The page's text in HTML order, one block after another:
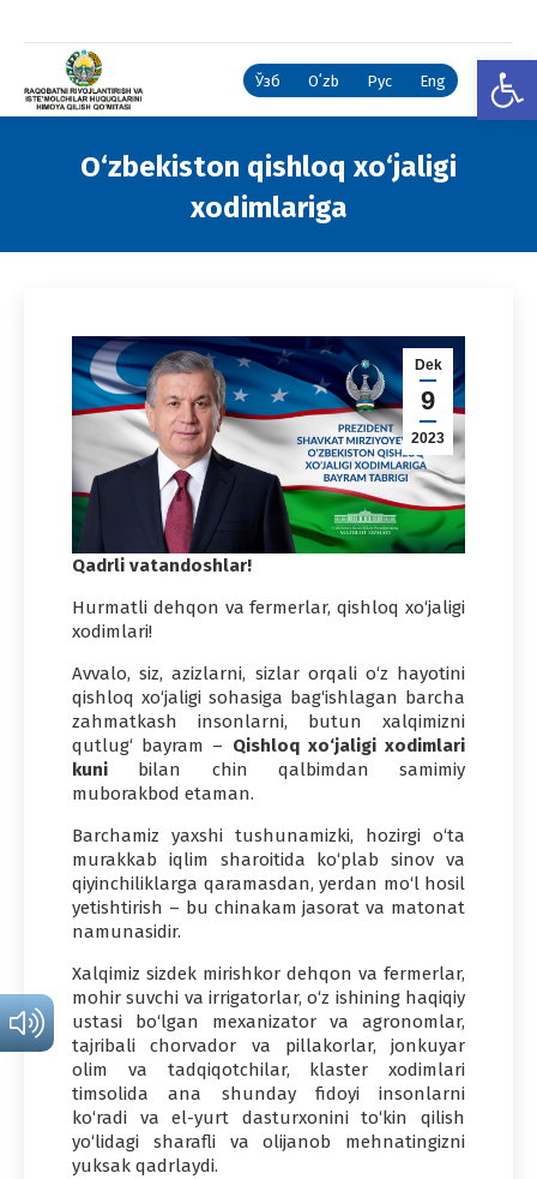
Ўзб Oʻzb Рус Eng
O‘zbekiston qishloq xo‘jaligi
xodimlariga
Dek
9
2023
Qadrli vatandoshlar!
Hurmatli dehqon va fermerlar, qishloq xo‘jaligi
xodimlari!
Avvalo, siz, azizlarni, sizlar orqali o‘z hayotini
qishloq xo‘jaligi sohasiga bag‘ishlagan barcha
zahmatkash insonlarni, butun xalqimizni
qutlug‘ bayram – Qishloq xo‘jaligi xodimlari
kuni
bilan chin qalbimdan samimiy
muborakbod etaman.
Barchamiz yaxshi tushunamizki, hozirgi o‘ta
murakkab iqlim sharoitida ko‘plab sinov va
qiyinchiliklarga qaramasdan, yerdan mo‘l hosil
yetishtirish – bu chinakam jasorat va matonat
namunasidir.
Xalqimiz sizdek mirishkor dehqon va fermerlar,
mohir suvchi va irrigatorlar, o‘z ishining haqiqiy
ustasi bo‘lgan mexanizator va agronomlar,
tajribali chorvador va pillakorlar, jonkuyar
olim va tadqiqotchilar, klaster xodimlari
timsolida ana shunday fidoyi insonlarni
ko‘radi va el-yurt dasturxonini to‘kin qilish
yo‘lidagi sharafli va olijanob mehnatingizni
yuksak qadrlaydi.